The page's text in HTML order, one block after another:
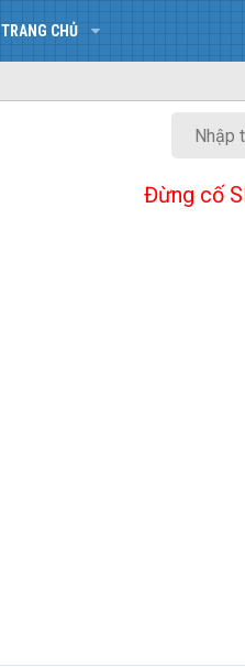
TRANG CHỦ
Đừng cố